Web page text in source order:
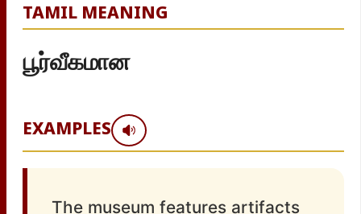
TAMIL MEANING
பூர்வீகமான
EXAMPLES
The museum features artifacts